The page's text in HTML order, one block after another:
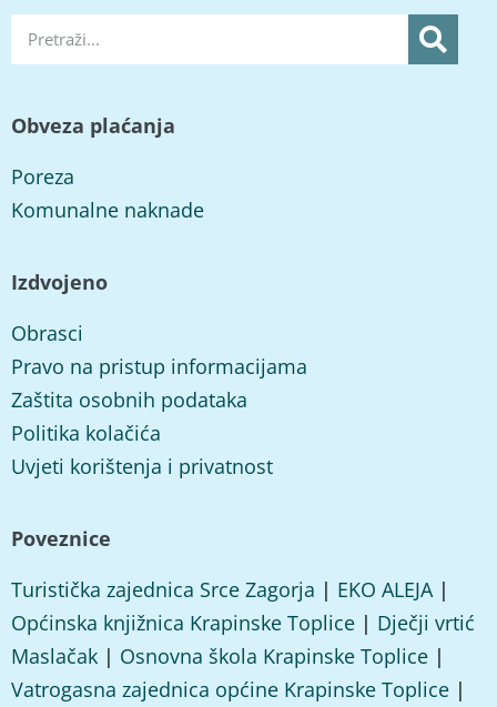
Obveza plaćanja
Poreza
Komunalne naknade
Izdvojeno
Obrasci
Pravo na pristup informacijama
Zaštita osobnih podataka
Politika kolačića
Uvjeti korištenja i privatnost
Poveznice
Turistička zajednica Srce Zagorja | EKO ALEJA|
Općinska knjižnica Krapinske Toplice | Dječji vrtić
Maslačak | Osnovna škola Krapinske Toplice |
Vatrogasna zajednica općine Krapinske Toplice |